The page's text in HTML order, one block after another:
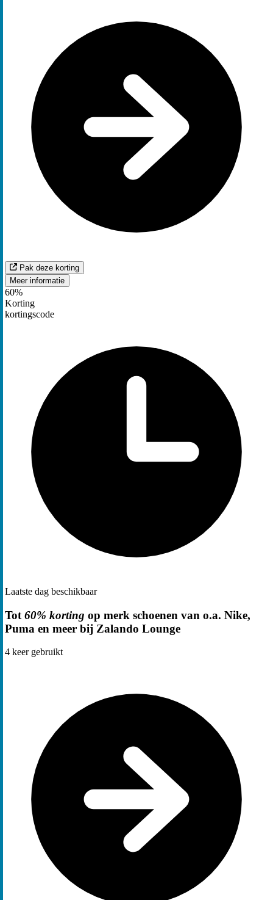
Pak deze korting
Meer informatie
60%
Korting
kortingscode
Laatste dag beschikbaar
Tot 60% korting op merk schoenen van o.a. Nike,
Puma en meer bij Zalando Lounge
4 keer gebruikt